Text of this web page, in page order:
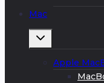
Mac
Развернуть
Apple